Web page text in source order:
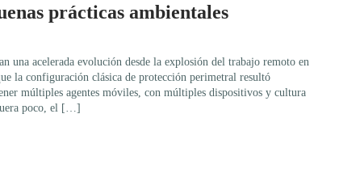
prácticas ambientales
una acelerada evolución desde la explosión del trabajo remoto en
la configuración clásica de protección perimetral resultó
múltiples agentes móviles, con múltiples dispositivos y cultura
poco, el […]